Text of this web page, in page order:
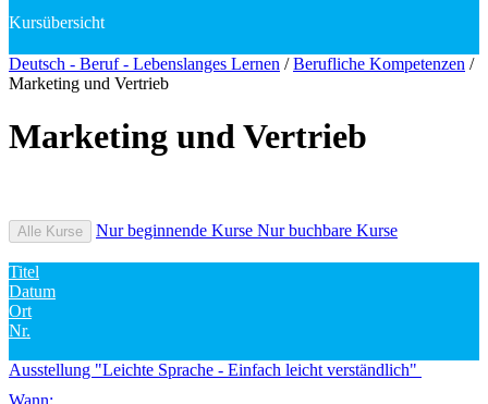
Deutsch - Beruf - Lebenslanges Lernen /Berufliche Kompetenzen /
Marketing und Vertrieb
Marketing und Vertrieb
Alle Kurse Nur beginnende Kurse Nur buchbare Kurse
Titel
Datum
Ort
Nr.
Ausstellung "Leichte Sprache - Einfach leicht verständlich"
Wann: